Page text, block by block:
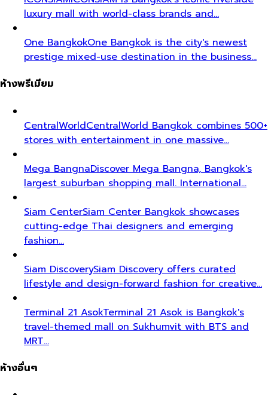
luxury mall with world-class brands and…
One BangkokOne Bangkok is the city's newest
prestige mixed-use destination in the business…
ห้างพรีเมียม
CentralWorldCentralWorld Bangkok combines 500+
stores with entertainment in one massive…
Mega BangnaDiscover Mega Bangna, Bangkok's
largest suburban shopping mall. International…
Siam CenterSiam Center Bangkok showcases
cutting-edge Thai designers and emerging
fashion…
Siam DiscoverySiam Discovery offers curated
lifestyle and design-forward fashion for creative…
Terminal 21 AsokTerminal 21 Asok is Bangkok's
travel-themed mall on Sukhumvit with BTS and
MRT…
ห้างอื่นๆ